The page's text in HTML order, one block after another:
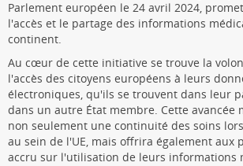
Parlement européen le 24 avril 2024,
l'accès et le partage des informations
continent.
Au cœur de cette initiative se trouve la
l'accès des citoyens européens à leurs
électroniques, qu'ils se trouvent dans leur
dans un autre État membre. Cette avancée
non seulement une continuité des soins
au sein de l'UE, mais offrira également aux
accru sur l'utilisation de leurs informations